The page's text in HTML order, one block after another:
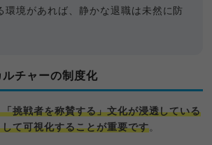
環境があれば、静かな退職は未然に防
チャーの制度化
挑戦者を称賛する」文化が浸透している
て可視化することが重要です。